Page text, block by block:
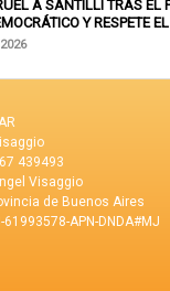
A SANTILLI TRAS EL
Y RESPETE
439493
Visaggio
de Buenos Aires
APN-DNDA#MJ